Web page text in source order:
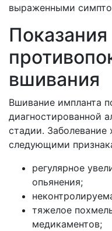
выраженными
Показания
вшивания
Вшивание импланта
диагностированной
стадии. Заболевание
следующими
регулярное
опьянения;
тяжелое
медикаментов;